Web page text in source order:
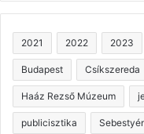
2021 2022 2023
Budapest Csíkszereda
Haáz Rezső Múzeum
publicisztika